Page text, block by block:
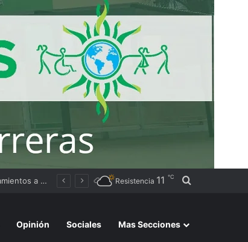
Ley de Propiedad Privada: cruces, acusaciones y tensión entre los senadores chaqueños en el recinto Resistencia 11 ℃ Buscar por
Opinión Sociales Mas Secciones